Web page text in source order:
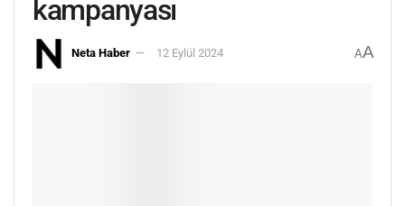
kampanyası
Neta Haber 12 Eylül 2024 AA